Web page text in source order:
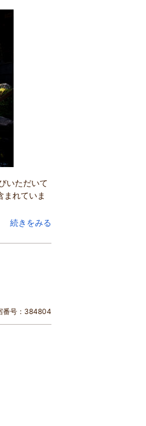
いただいて
まれていま
続きをみる
番号：384804